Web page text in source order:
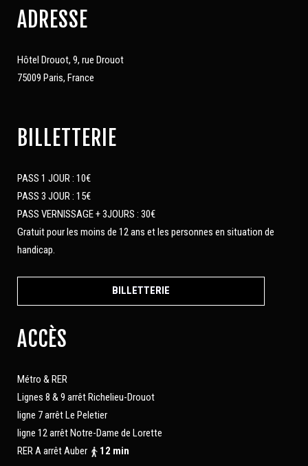
ADRESSE
Hôtel Drouot, 9, rue Drouot
75009 Paris, France
BILLETTERIE
PASS 1 JOUR : 10€
PASS 3 JOUR : 15€
PASS VERNISSAGE + 3JOURS : 30€
Gratuit pour les moins de 12 ans et les personnes en situation de
handicap.
BILLETTERIE
ACCÈS
Métro & RER
Lignes 8 & 9 arrêt Richelieu-Drouot
ligne 7 arrêt Le Peletier
ligne 12 arrêt Notre-Dame de Lorette
RER A arrêt Auber
12 min